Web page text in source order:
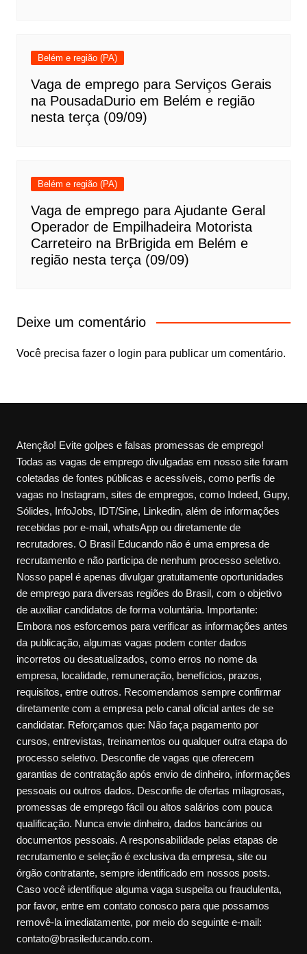
Belém e região (PA)
Vaga de emprego para Serviços Gerais
na PousadaDurio em Belém e região
nesta terça (09/09)
Belém e região (PA)
Vaga de emprego para Ajudante Geral
Operador de Empilhadeira Motorista
Carreteiro na BrBrigida em Belém e
região nesta terça (09/09)
Deixe um comentário
Você precisa fazer o login para publicar um comentário.
Atenção! Evite golpes e falsas promessas de emprego!
Todas as vagas de emprego divulgadas em nosso site foram
coletadas de fontes públicas e acessíveis, como perfis de
vagas no Instagram, sites de empregos, como Indeed, Gupy,
Sólides, InfoJobs, IDT/Sine, Linkedin, além de informações
recebidas por e-mail, whatsApp ou diretamente de
recrutadores. O Brasil Educando não é uma empresa de
recrutamento e não participa de nenhum processo seletivo.
Nosso papel é apenas divulgar gratuitamente oportunidades
de emprego para diversas regiões do Brasil, com o objetivo
de auxiliar candidatos de forma voluntária. Importante:
Embora nos esforcemos para verificar as informações antes
da publicação, algumas vagas podem conter dados
incorretos ou desatualizados, como erros no nome da
empresa, localidade, remuneração, benefícios, prazos,
requisitos, entre outros. Recomendamos sempre confirmar
diretamente com a empresa pelo canal oficial antes de se
candidatar. Reforçamos que: Não faça pagamento por
cursos, entrevistas, treinamentos ou qualquer outra etapa do
processo seletivo. Desconfie de vagas que oferecem
garantias de contratação após envio de dinheiro, informações
pessoais ou outros dados. Desconfie de ofertas milagrosas,
promessas de emprego fácil ou altos salários com pouca
qualificação. Nunca envie dinheiro, dados bancários ou
documentos pessoais. A responsabilidade pelas etapas de
recrutamento e seleção é exclusiva da empresa, site ou
órgão contratante, sempre identificado em nossos posts.
Caso você identifique alguma vaga suspeita ou fraudulenta,
por favor, entre em contato conosco para que possamos
removê-la imediatamente, por meio do seguinte e-mail:
contato@brasileducando.com.